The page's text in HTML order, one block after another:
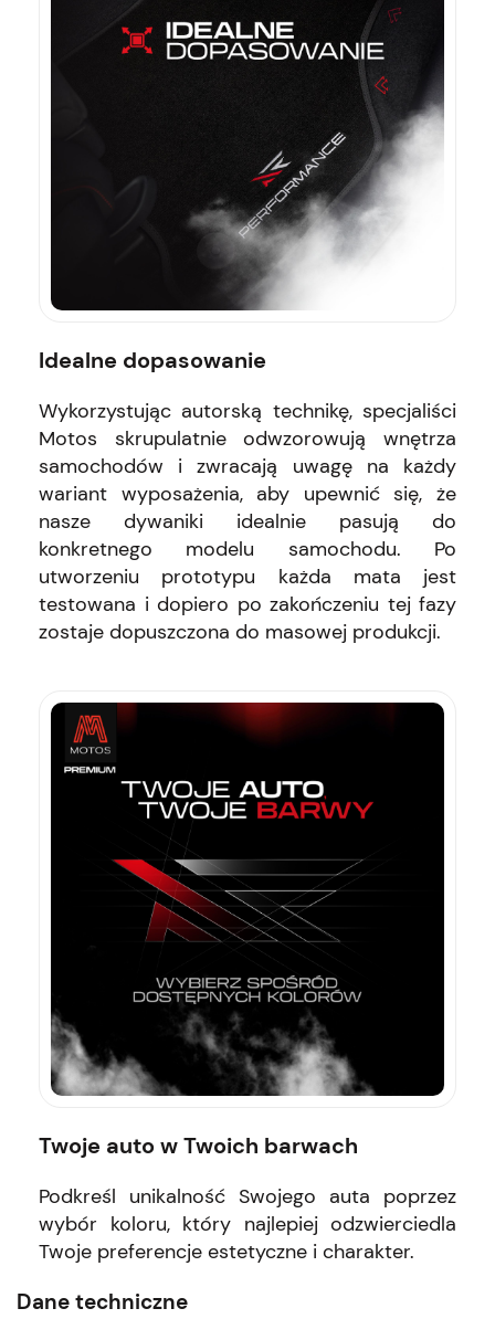
Idealne dopasowanie
Wykorzystując autorską technikę, specjaliści
Motos skrupulatnie odwzorowują wnętrza
samochodów i zwracają uwagę na każdy
wariant wyposażenia, aby upewnić się, że
nasze dywaniki idealnie pasują do
konkretnego modelu samochodu. Po
utworzeniu prototypu każda mata jest
testowana i dopiero po zakończeniu tej fazy
zostaje dopuszczona do masowej produkcji.
Twoje auto w Twoich barwach
Podkreśl unikalność Swojego auta poprzez
wybór koloru, który najlepiej odzwierciedla
Twoje preferencje estetyczne i charakter.
Dane techniczne